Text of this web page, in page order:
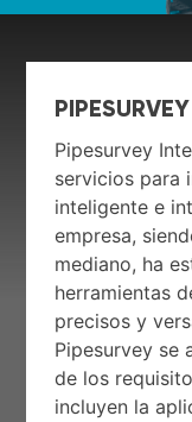
Pipesurvey
servicios para
inteligente e
empresa,
mediano, ha
herramientas
precisos y
Pipesurvey se
de los
incluyen la